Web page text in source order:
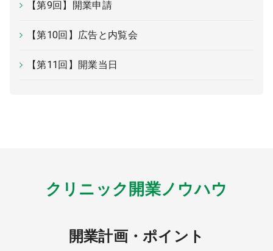
【第9回】開業申請
【第10回】広告と内覧会
【第11回】開業当日
クリニック開業ノウハウ
開業計画・ポイント